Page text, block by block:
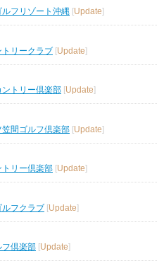
ルフリゾート沖縄 Update
トリークラブ [Update]
ントリー倶楽部 Update
間ゴルフ倶楽部 [Update]
トリー倶楽部 Update
ルフクラブ [Update]
フ倶楽部 Update